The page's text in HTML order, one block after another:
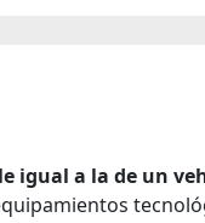
igual a la de un